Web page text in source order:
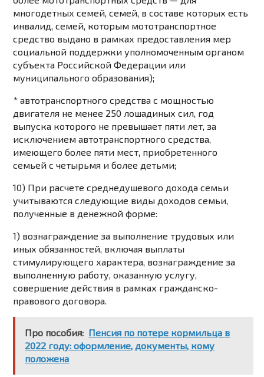
многодетных семей, семей, в составе которых есть
инвалид, семей, которым мототранспортное
средство выдано в рамках предоставления мер
социальной поддержки уполномоченным органом
субъекта Российской Федерации или
муниципального образования);
* автотранспортного средства с мощностью
двигателя не менее 250 лошадиных сил, год
выпуска которого не превышает пяти лет, за
исключением автотранспортного средства,
имеющего более пяти мест, приобретенного
семьей с четырьмя и более детьми;
10) При расчете среднедушевого дохода семьи
учитываются следующие виды доходов семьи,
полученные в денежной форме:
1) вознаграждение за выполнение трудовых или
иных обязанностей, включая выплаты
стимулирующего характера, вознаграждение за
выполненную работу, оказанную услугу,
совершение действия в рамках гражданско-
правового договора.
Про пособия: Пенсия по потере кормильца в
2022 году: оформление, документы, кому
положена